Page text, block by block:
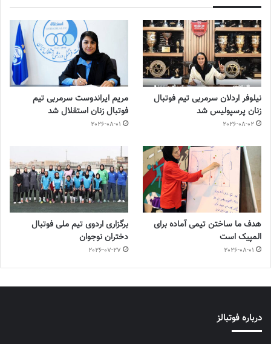
نیلوفر اردلان سرمربی تیم فوتبال
زنان پرسپولیس شد
2026-08-02
مریم ایراندوست سرمربی تیم
فوتبال زنان استقلال شد
2026-08-01
هدف ما ساختن تیمی آماده برای
المپیک است
2026-08-01
برگزاری اردوی تیم ملی فوتبال
دختران نوجوان
2026-07-27
درباره فوتبالز